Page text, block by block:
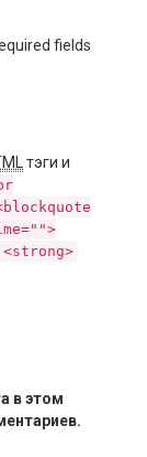
fields
тэги и
в этом